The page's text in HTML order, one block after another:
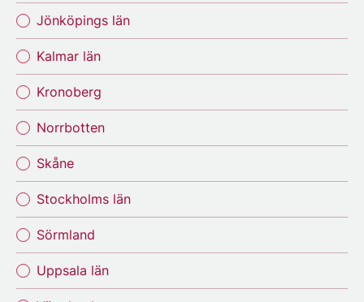
Jönköpings län
Kalmar län
Kronoberg
Norrbotten
Skåne
Stockholms län
Sörmland
Uppsala län